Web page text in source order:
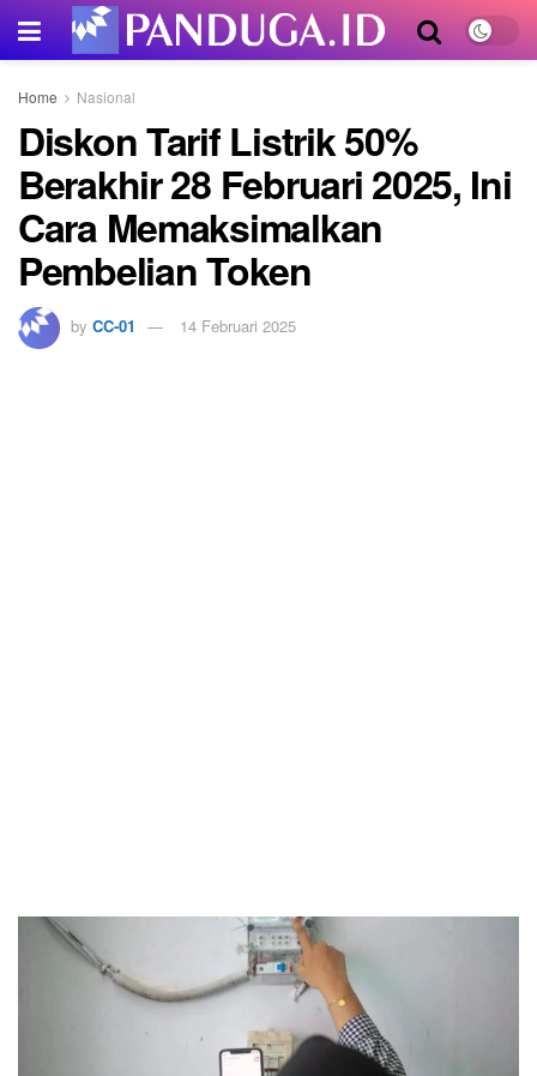
Home Nasional
Diskon Tarif Listrik 50%
Berakhir 28 Februari 2025, Ini
Cara Memaksimalkan
Pembelian Token
by CC-01 14 Februari 2025